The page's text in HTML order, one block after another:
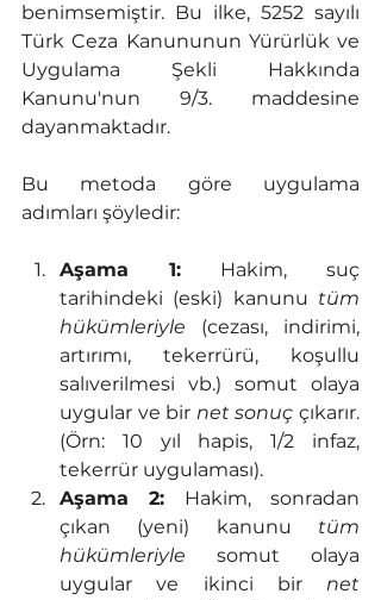
benimsemiştir. Bu ilke, 5252 sayılı
Türk Ceza Kanununun Yürürlük ve
Uygulama Şekli Hakkında
Kanunu'nun 9/3. maddesine
dayanmaktadır.
Bu metoda göre uygulama
adımları şöyledir:
Aşama 1: Hakim, suç
tarihindeki (eski) kanunu tüm
hükümleriyle (cezası, indirimi,
artırımı, tekerrürü, koşullu
salıverilmesi vb.) somut olaya
uygular ve bir net sonuç çıkarır.
(Örn: 10 yıl hapis, 1/2 infaz,
tekerrür uygulaması).
Aşama 2: Hakim, sonradan
çıkan (yeni) kanunu tüm
hükümleriyle somut olaya
uygular ve ikinci bir net